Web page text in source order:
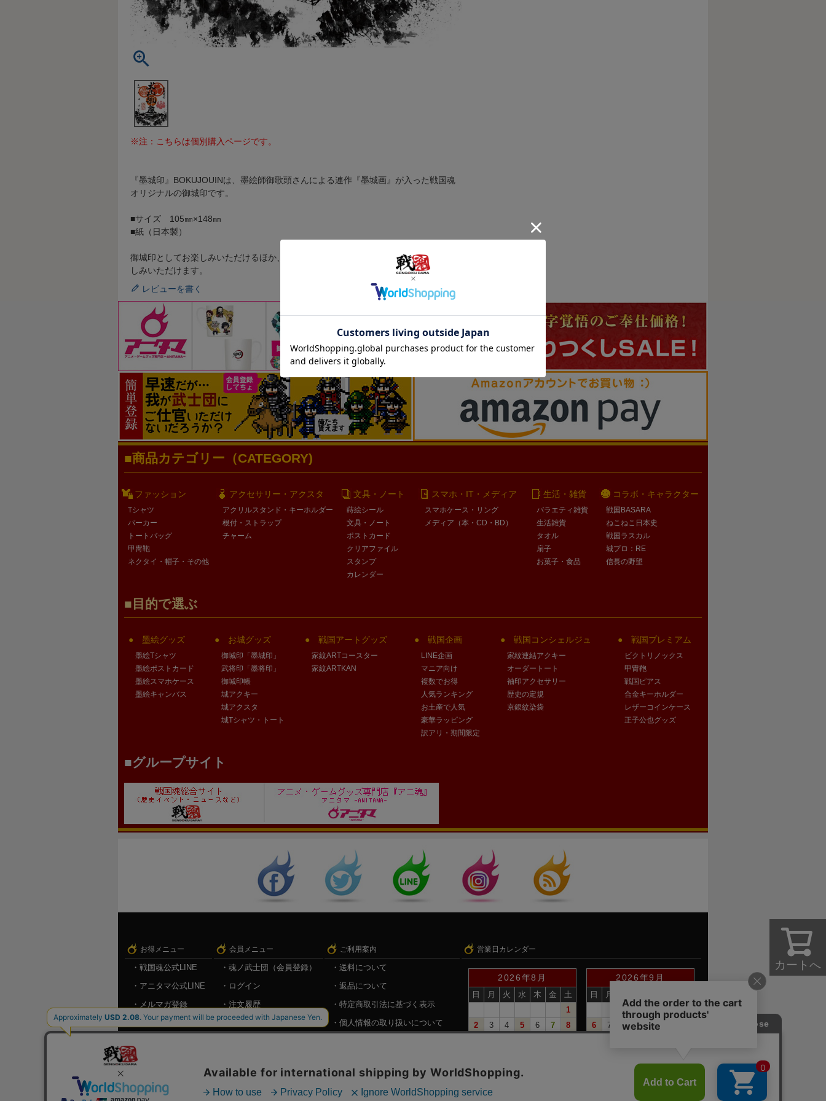
カートへ
※注：こちらは個別購入ページです。
『墨城印』BOKUJOUINは、墨絵師御歌頭さんによる連作『墨城画』が入った戦国魂
オリジナルの御城印です。
■サイズ 105㎜×148㎜
■紙（日本製）
御城印としてお楽しみいただけるほか、ポストカードサイズのフレームに入れてお楽
しみいただけます。
レビューを書く
商品カテゴリー（CATEGORY)
ファッション
Tシャツ
パーカー
トートバッグ
甲冑鞄
ネクタイ・帽子・その他
アクセサリー・アクスタ
アクリルスタンド・キーホルダー
根付・ストラップ
チャーム
文具・ノート
蒔絵シール
文具・ノート
ポストカード
クリアファイル
スタンプ
カレンダー
スマホ・IT・メディア
スマホケース・リング
メディア（本・CD・BD）
生活・雑貨
バラエティ雑貨
生活雑貨
タオル
扇子
お菓子・食品
コラボ・キャラクター
戦国BASARA
ねこねこ日本史
戦国ラスカル
城プロ：RE
信長の野望
目的で選ぶ
墨絵グッズ
墨絵Tシャツ
墨絵ポストカード
墨絵スマホケース
墨絵キャンバス
お城グッズ
御城印「墨城印」
武将印「墨将印」
御城印帳
城アクキー
城アクスタ
城Tシャツ・トート
戦国アートグッズ
家紋ARTコースター
家紋ARTKAN
戦国企画
LINE企画
マニア向け
複数でお得
人気ランキング
お土産で人気
豪華ラッピング
訳アリ・期間限定
戦国コンシェルジュ
家紋連結アクキー
オーダートート
袖印アクセサリー
歴史の定規
京銀紋染袋
戦国プレミアム
ビクトリノックス
甲冑鞄
戦国ピアス
合金キーホルダー
レザーコインケース
正子公也グッズ
グループサイト
お得メニュー
戦国魂公式LINE
アニタマ公式LINE
メルマガ登録
キャンペーン情報
会員メニュー
魂ノ武士団（会員登録）
ログイン
注文履歴
お気に入り
ご利用案内
送料について
返品について
特定商取引法に基づく表示
個人情報の取り扱いについて
営業日カレンダー
2026年8月
日 月 火 水 木 金
土
1
2
3 4 5 6 7
8
23
24 25 26
2026年9月
日 月
1
2 3 4
5
6
7 8 9 10